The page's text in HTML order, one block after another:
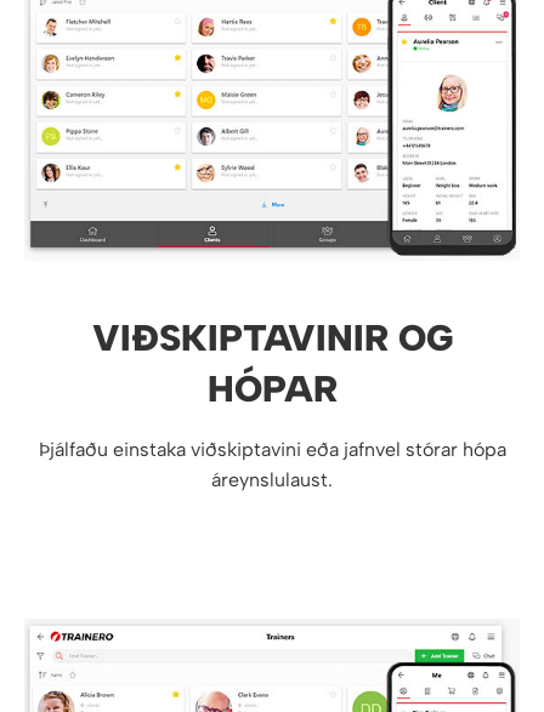
VIÐSKIPTAVINIR OG
HÓPAR
Þjálfaðu einstaka viðskiptavini eða jafnvel stórar hópa
áreynslulaust.